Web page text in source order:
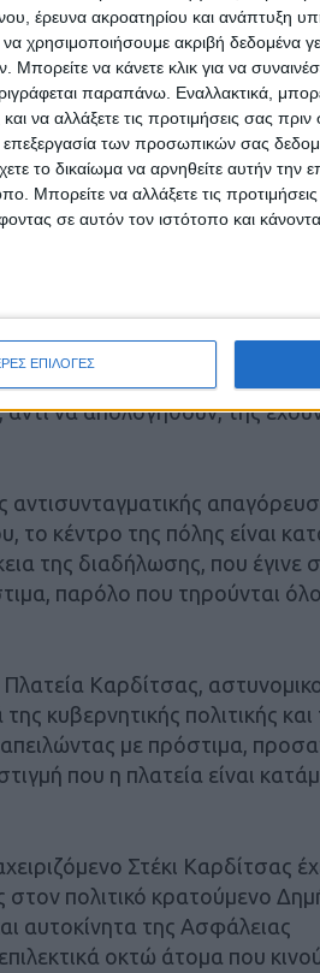
έρευνα ακροατηρίου και ανάπτυξη
να χρησιμοποιήσουμε ακριβή δεδομένα
να κάνετε κλικ για να
παραπάνω. Εναλλακτικά,
να αλλάξετε τις προτιμήσεις σας πριν
των προσωπικών σας
το δικαίωμα να αρνηθείτε αυτήν την
Μπορείτε να αλλάξετε τις
σε αυτόν τον ιστότοπο και
ΕΠΙΛΟΓΕΣ
στην Καρδίτσα,
μικρής ομάδας πολιτών
απειλώντας ταυτόχρονα
σε απολογία στο αστυνομικό
Αλληλεγγύης, για κάλεσμα
μέσω δημοσιευμένου
δυο αστυνομικοί
με τη δικαιολογία ότι δεν
ενώ στο τέλος την
να απολογηθούν, της
αντισυνταγματικής
το κέντρο της πόλης είναι
της διαδήλωσης, που έγινε
παρόλο που τηρούνται
Καρδίτσας,
κυβερνητικής πολιτικής και
με πρόστιμα,
που η πλατεία είναι
Στέκι Καρδίτσας
πολιτικό κρατούμενο
αυτοκίνητα της Ασφάλειας
οκτώ άτομα που